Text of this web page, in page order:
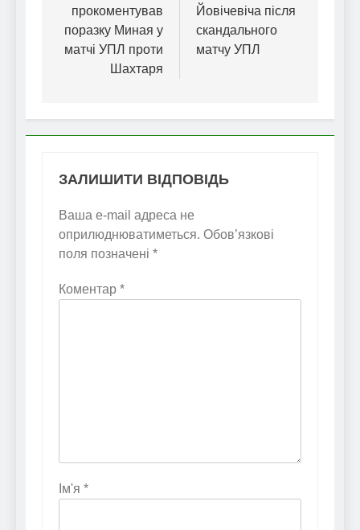
прокоментував
поразку Миная у
матчі УПЛ проти
Шахтаря
Йовічевіча після
скандального
матчу УПЛ
ЗАЛИШИТИ ВІДПОВІДЬ
Ваша e-mail адреса не
оприлюднюватиметься. Обов’язкові
поля позначені *
Коментар *
Ім'я *